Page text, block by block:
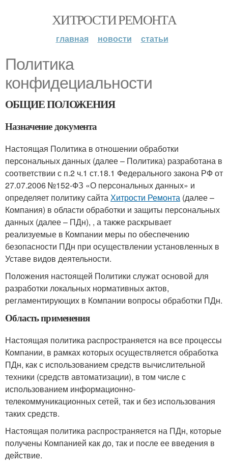
ХИТРОСТИ РЕМОНТА
главная новости статьи
Политика
конфидециальности
ОБЩИЕ ПОЛОЖЕНИЯ
Назначение документа
Настоящая Политика в отношении обработки
персональных данных (далее – Политика) разработана в
соответствии с п.2 ч.1 ст.18.1 Федерального закона РФ от
27.07.2006 №152-ФЗ «О персональных данных» и
определяет политику сайтаХитрости Ремонта (далее –
Компания) в области обработки и защиты персональных
данных (далее – ПДн), , а также раскрывает
реализуемые в Компании меры по обеспечению
безопасности ПДн при осуществлении установленных в
Уставе видов деятельности.
Положения настоящей Политики служат основой для
разработки локальных нормативных актов,
регламентирующих в Компании вопросы обработки ПДн.
Область применения
Настоящая политика распространяется на все процессы
Компании, в рамках которых осуществляется обработка
ПДн, как с использованием средств вычислительной
техники (средств автоматизации), в том числе с
использованием информационно-
телекоммуникационных сетей, так и без использования
таких средств.
Настоящая политика распространяется на ПДн, которые
получены Компанией как до, так и после ее введения в
действие.